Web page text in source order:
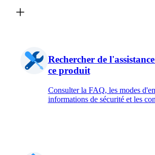
Rechercher de
ce produit
Consulter la FAQ, les modes
informations de sécurité et les